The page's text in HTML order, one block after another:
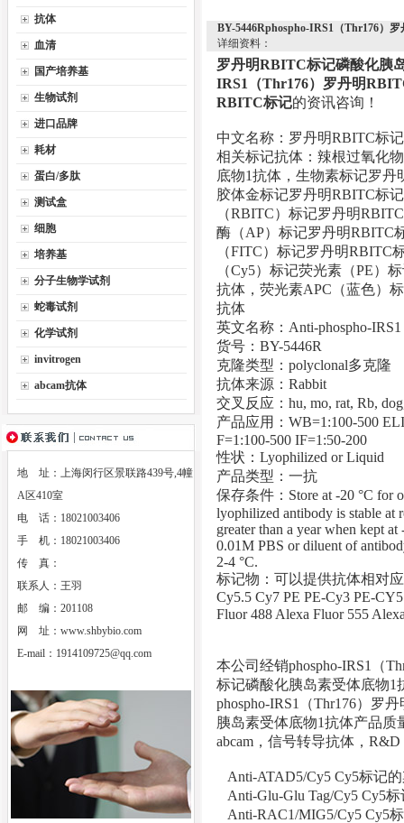
抗体
血清
国产培养基
生物试剂
进口品牌
耗材
蛋白/多肽
测试盒
细胞
培养基
分子生物学试剂
蛇毒试剂
化学试剂
invitrogen
abcam抗体
地 址：上海闵行区景联路439号,4幢
A区410室
电 话：18021003406
手 机：18021003406
传 真：
联系人：王羽
邮 编：201108
网 址： www.shbybio.com
E-mail： 1914109725@qq.com
BY-5446Rphospho-IRS1（Thr176）
详细资料：
罗丹明RBITC标记磷酸化胰
IRS1（Thr176）罗丹明
RBITC标记的资讯咨询！
中文名称：罗丹明RBITC标
相关标记抗体：辣根过氧化
底物1抗体，生物素标记罗
胶体金标记罗丹明RBITC标
（RBITC）标记罗丹明
酶（AP）标记罗丹明RBITC
（FITC）标记罗丹明RBITC
（Cy5）标记荧光素（PE）
抗体，荧光素APC（蓝色）
抗体
英文名称：Anti-phospho-
货号：BY-5446R
克隆类型：polyclonal多克隆
抗体来源：Rabbit
交叉反应：hu, mo, rat, Rb,
产品应用：WB=1:100-500
F=1:100-500 IF=1:50-200
性状：Lyophilized or Liquid
产品类型：一抗
保存条件：Store at -20 °C for
lyophilized antibody is stable at
greater than a year when kept
0.01M PBS or diluent of
2-4 °C.
标记物：可以提供抗体相对
Cy5.5 Cy7 PE PE-Cy3 PE-
Fluor 488 Alexa Fluor 555
本公司经销phospho-IRS1（
标记磷酸化胰岛素受体底物1
phospho-IRS1（Thr176）罗
胰岛素受体底物1抗体产品
abcam，信号转导抗体，
Anti-ATAD5/Cy5 Cy5标记
Anti-Glu-Glu Tag/Cy5 Cy5
Anti-RAC1/MIG5/Cy5 Cy5